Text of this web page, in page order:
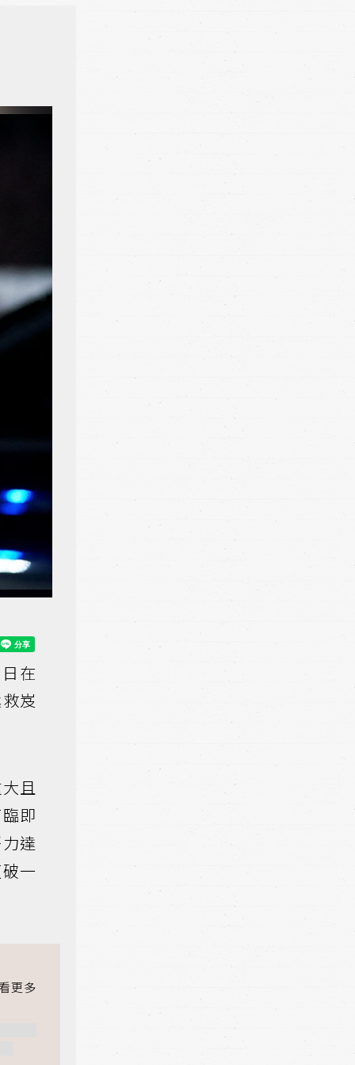
在
岌
且
即
達
一